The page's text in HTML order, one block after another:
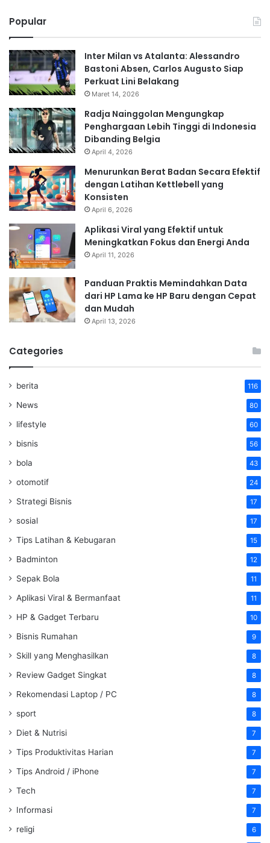
Popular
Inter Milan vs Atalanta: Alessandro
Bastoni Absen, Carlos Augusto Siap
Perkuat Lini Belakang
Maret 14, 2026
Radja Nainggolan Mengungkap
Penghargaan Lebih Tinggi di Indonesia
Dibanding Belgia
April 4, 2026
Menurunkan Berat Badan Secara Efektif
dengan Latihan Kettlebell yang
Konsisten
April 6, 2026
Aplikasi Viral yang Efektif untuk
Meningkatkan Fokus dan Energi Anda
April 11, 2026
Panduan Praktis Memindahkan Data
dari HP Lama ke HP Baru dengan Cepat
dan Mudah
April 13, 2026
Categories
berita 116
News 80
lifestyle 60
bisnis 56
bola 43
otomotif 24
Strategi Bisnis 17
sosial 17
Tips Latihan & Kebugaran 15
Badminton 12
Sepak Bola 11
Aplikasi Viral & Bermanfaat 11
HP & Gadget Terbaru 10
Bisnis Rumahan 9
Skill yang Menghasilkan 8
Review Gadget Singkat 8
Rekomendasi Laptop / PC 8
sport 8
Diet & Nutrisi 7
Tips Produktivitas Harian 7
Tips Android / iPhone 7
Tech 7
Informasi 7
religi 6